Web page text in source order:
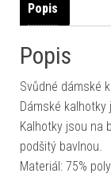
Popis
Popis
Svůdné dámské
Dámské
Kalhotky jsou na
podšitý bavlnou.
Materiál: 75%